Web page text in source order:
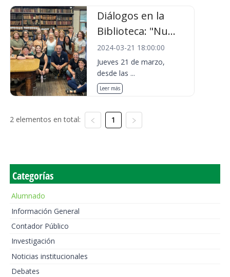
Diálogos en la
Biblioteca: "Nu...
2024-03-21 18:00:00
Jueves 21 de marzo,
desde las ...
Leer más
2 elementos en total: 1
Categorías
Alumnado
Información General
Contador Público
Investigación
Noticias institucionales
Debates